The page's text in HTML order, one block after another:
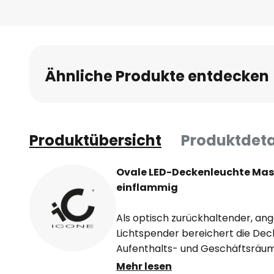
Ähnliche Produkte entdecken
Produktübersicht
Ovale LED-Deckenleuchte
einflammig
Als optisch zurückhaltender,
Lichtspender bereichert die
Aufenthalts- und
für den italienischen Hersteller
Mehr lesen